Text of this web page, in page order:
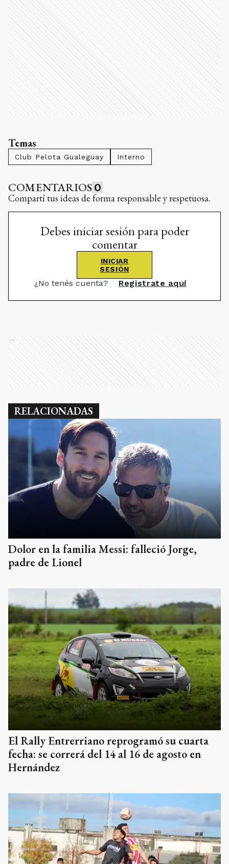
Temas
Club Pelota Gualeguay Interno
COMENTARIOS 0
Compartí tus ideas de forma responsable y respetuosa.
Debes iniciar sesión para poder
comentar
INICIAR
SESIÓN
¿No tenés cuenta? Registrate aquí
Ads
RELACIONADAS
Dolor en la familia Messi: falleció Jorge,
padre de Lionel
El Rally Entrerriano reprogramó su cuarta
fecha: se correrá del 14 al 16 de agosto en
Hernández